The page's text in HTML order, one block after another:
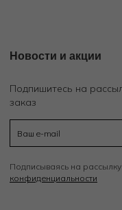
Новости и акции
Подпишитесь на
заказ
Подписываясь на
конфиденциальности